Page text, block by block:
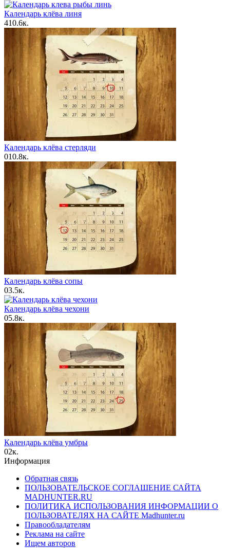
Календарь клёва линя
410.6к.
Календарь клёва стерляди
010.8к.
Календарь клёва сопы
03.5к.
Календарь клёва чехони
05.8к.
Календарь клёва умбры
02к.
Информация
Обратная связь
ПОЛЬЗОВАТЕЛЬСКОЕ СОГЛАШЕНИЕ САЙТА
MADHUNTER.RU
ПОЛИТИКА ИСПОЛЬЗОВАНИЯ ИНФОРМАЦИИ О
ПОЛЬЗОВАТЕЛЯХ НА САЙТЕ Madhunter.ru
Правообладателям
Реклама на сайте
Ищем авторов